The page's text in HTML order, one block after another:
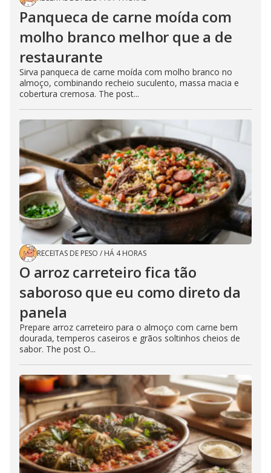
Panqueca de carne moída com
molho branco melhor que a de
restaurante
Sirva panqueca de carne moída com molho branco no
almoço, combinando recheio suculento, massa macia e
cobertura cremosa. The post...
RECEITAS DE PESO / HÁ 4 HORAS
O arroz carreteiro fica tão
saboroso que eu como direto da
panela
Prepare arroz carreteiro para o almoço com carne bem
dourada, temperos caseiros e grãos soltinhos cheios de
sabor. The post O...